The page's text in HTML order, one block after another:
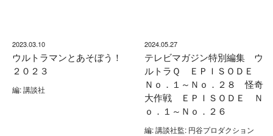
2023.03.10
ウルトラマンとあそぼう！
２０２３
編: 講談社
2024.05.27
テレビマガジン特別編集 ウ
ルトラＱ ＥＰＩＳＯＤＥ
Ｎｏ．１～Ｎｏ．２８ 怪奇
大作戦 ＥＰＩＳＯＤＥ Ｎ
ｏ．１～Ｎｏ．２６
編: 講談社監: 円谷プロダクション